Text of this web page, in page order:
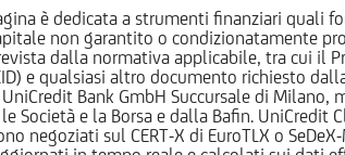
è dedicata a strumenti finanziari quali
non garantito o condizionatamente
dalla normativa applicabile, tra cui il
e qualsiasi altro documento richiesto
Bank GmbH Succursale di
Società e la Borsa e dalla Bafin.
negoziati sul CERT-X di EuroTLX o